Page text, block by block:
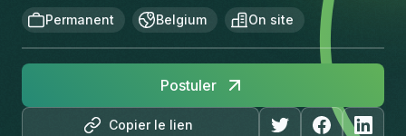
Permanent Belgium On site
Copier le lien
Postuler